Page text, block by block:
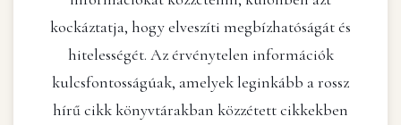
kockáztatja, hogy elveszíti megbízhatóságát és
hitelességét. Az érvénytelen információk
kulcsfontosságúak, amelyek leginkább a rossz
hírű cikk könyvtárakban közzétett cikkekben